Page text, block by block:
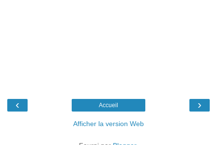
‹ ›
Accueil
Afficher la version Web